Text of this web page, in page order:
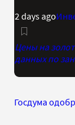
2 days ago
Цены на
данных по
Госдума